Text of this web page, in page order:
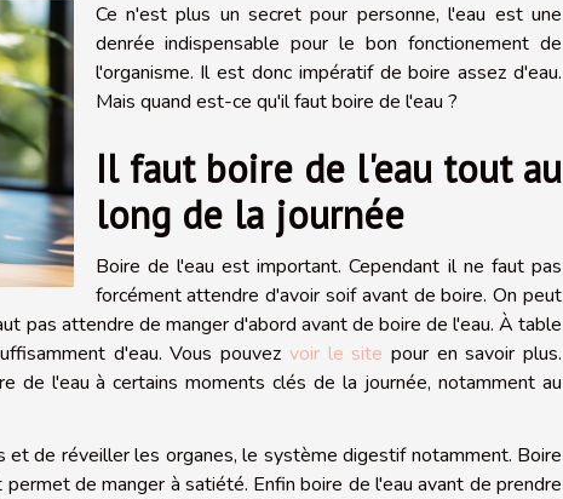
Ce n'est plus un secret pour personne, l'eau est une
denrée indispensable pour le bon fonctionement de
l'organisme. Il est donc impératif de boire assez d'eau.
Mais quand est-ce qu'il faut boire de l'eau ?
Il faut boire de l'eau tout au
long de la journée
Boire de l'eau est important. Cependant il ne faut pas
forcément attendre d'avoir soif avant de boire. On peut
pas attendre de manger d'abord avant de boire de l'eau. À table
d'eau. Vous pouvez voir le site pour en savoir plus.
de l'eau à certains moments clés de la journée, notamment au
de réveiller les organes, le système digestif notamment. Boire
de manger à satiété. Enfin boire de l'eau avant de prendre